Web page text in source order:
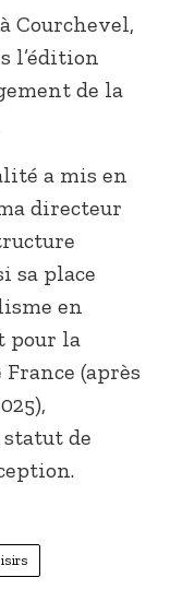
Courchevel,
l’édition
de la
a mis en
directeur
sa place
en
pour la
(après
de